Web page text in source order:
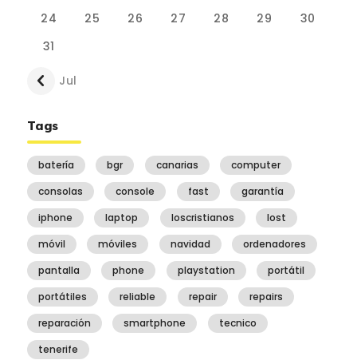
24
25 26 27 28 29
30
31
« Jul
Tags
batería bgr canarias
computer
consolas
console fast
garantía
iphone
laptop loscristianos
lost
móvil
móviles navidad
ordenadores
pantalla
phone playstation
portátil
portátiles
reliable repair
repairs
reparación
smartphone
tecnico
tenerife